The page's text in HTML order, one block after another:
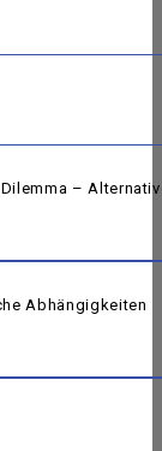
–
Abhängigkeiten